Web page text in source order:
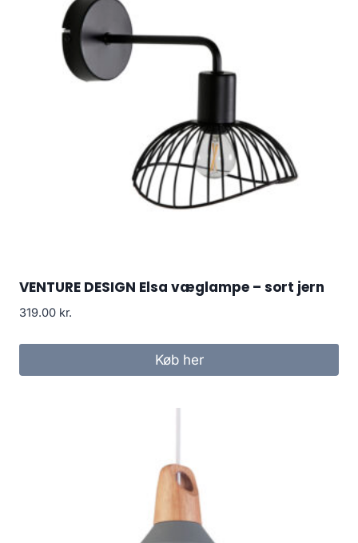
VENTURE DESIGN Elsa væglampe – sort jern
319.00 kr.
Køb her